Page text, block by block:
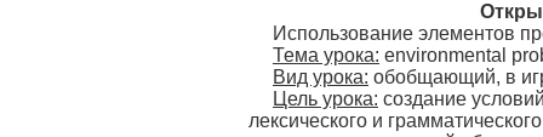
Использование элементов
Тема урока: environmental
Вид урока: обобщающий, в
Цель урока: создание
лексического и